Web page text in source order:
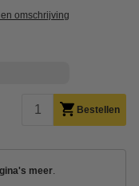
omschrijving
Bestellen
meer